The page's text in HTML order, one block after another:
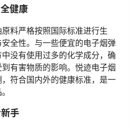
健康
料严格按照国际标准进行生
全性。与一些便宜的电子烟弹
没有使用过多的化学成分，确
有害物质的影响。悦迹电子烟
符合国内外的健康标准，是一
手